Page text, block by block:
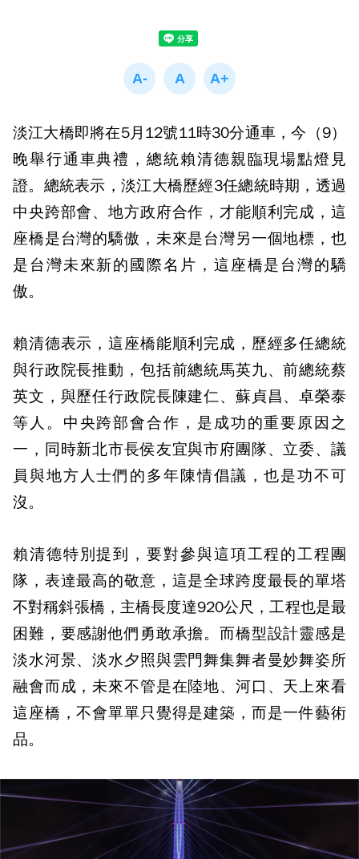
淡江大橋即將在5月12號11時30分通車，今（9）
晚舉行通車典禮，總統賴清德親臨現場點燈見
證。總統表示，淡江大橋歷經3任總統時期，透過
中央跨部會、地方政府合作，才能順利完成，這
座橋是台灣的驕傲，未來是台灣另一個地標，也
是台灣未來新的國際名片，這座橋是台灣的驕
傲。
賴清德表示，這座橋能順利完成，歷經多任總統
與行政院長推動，包括前總統馬英九、前總統蔡
英文，與歷任行政院長陳建仁、蘇貞昌、卓榮泰
等人。中央跨部會合作，是成功的重要原因之
一，同時新北市長侯友宜與市府團隊、立委、議
員與地方人士們的多年陳情倡議，也是功不可
沒。
賴清德特別提到，要對參與這項工程的工程團
隊，表達最高的敬意，這是全球跨度最長的單塔
不對稱斜張橋，主橋長度達920公尺，工程也是最
困難，要感謝他們勇敢承擔。而橋型設計靈感是
淡水河景、淡水夕照與雲門舞集舞者曼妙舞姿所
融會而成，未來不管是在陸地、河口、天上來看
這座橋，不會單單只覺得是建築，而是一件藝術
品。